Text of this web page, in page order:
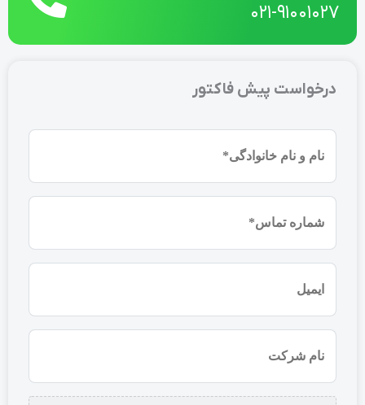
021-91001027
درخواست پیش فاکتور
نام
(ضروری)
موبایل
(ضروری)
شرکت